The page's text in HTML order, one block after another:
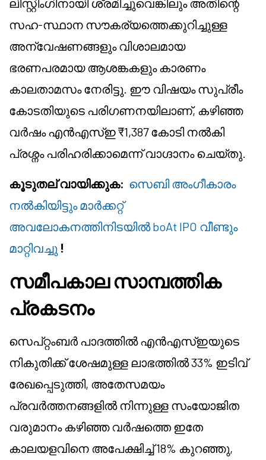
ലിസ്റ്റിംഗിനായി ശ്രമിച്ചുവെങ്കിലും അതിന്റെ
സഹ-സ്ഥാന സൗകര്യത്തെക്കുറിച്ചുള്ള
അന്വേഷണങ്ങളും വിശാലമായ
ഭരണപരമായ ആശങ്കകളും കാരണം
കാലതാമസം നേരിട്ടു. ഈ വിഷയം സുപ്രീം
കോടതിയുടെ പരിഗണനയിലാണ്, കഴിഞ്ഞ
വർഷം എൻ‌എസ്‌ഇ ₹1,387 കോടി നൽകി
പ്രശ്നം പരിഹരിക്കാമെന്ന് വാഗ്ദാനം ചെയ്തു.
കൂടുതല് വായിക്കുക: സെബി അംഗീകാരം
നൽകിയിട്ടും മാർക്കറ്റ്
അവലോകനത്തിനിടയിൽ boAt IPO വീണ്ടും
മാറ്റിവച്ചു !
സമീപകാല സാമ്പത്തിക
പ്രകടനം
സെപ്റ്റംബർ പാദത്തിൽ എൻ‌എസ്‌ഇയുടെ
നികുതിക്ക് ശേഷമുള്ള ലാഭത്തിൽ 33% ഇടിവ്
രേഖപ്പെടുത്തി, അതേസമയം
പ്രവർത്തനങ്ങളിൽ നിന്നുള്ള സംയോജിത
വരുമാനം കഴിഞ്ഞ വർഷത്തെ ഇതേ
കാലയളവിനെ അപേക്ഷിച്ച് 18% കുറഞ്ഞു,